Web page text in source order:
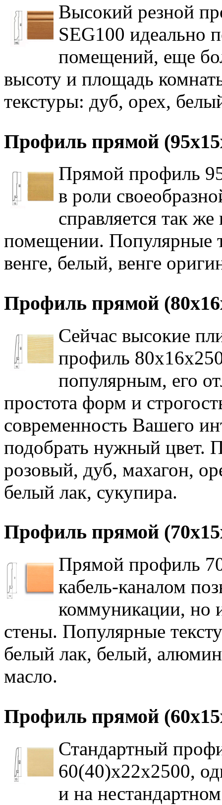
Высокий резной
SEG100 идеально
помещений, еще
высоту и площадь
текстуры: дуб, орех,
Профиль прямой
Прямой профиль
в роли
справляется так
помещении. Популярные
венге, белый, венге
Профиль прямой
Сейчас высокие
профиль
популярным, его
простота форм и
современность Вашего
подобрать нужный цвет.
розовый, дуб, махагон,
белый лак, сукупира.
Профиль прямой
Прямой профиль
кабель-каналом
коммуникации, но
стены. Популярные
белый лак, белый,
масло.
Профиль прямой
Стандартный
60(40)x22x2500,
и на